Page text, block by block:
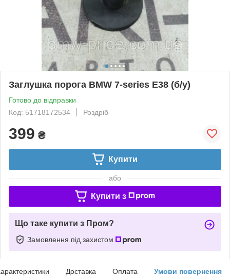
Заглушка порога BMW 7-series E38 (б/у)
Готово до відправки
Код: 51718172534
Роздріб
399 ₴
Купити
або
Купити з
Що таке купити з Пром?
Замовлення під захистом
Доставка Оплата Умови повернення